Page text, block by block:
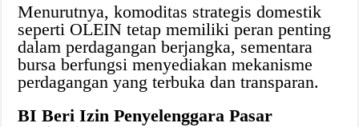
Menurutnya, komoditas strategis domestik
seperti OLEIN tetap memiliki peran penting
dalam perdagangan berjangka, sementara
bursa berfungsi menyediakan mekanisme
perdagangan yang terbuka dan transparan.
BI Beri Izin Penyelenggara Pasar